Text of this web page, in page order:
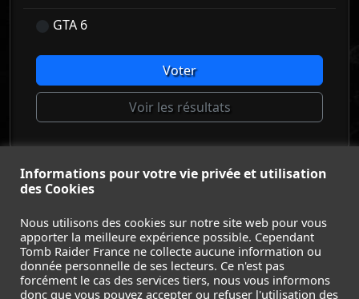
GTA 6
Voter
Voir les résultats
Informations pour votre vie privée et utilisation
des Cookies
Nous utilisons des cookies sur notre site web pour vous
apporter la meilleure expérience possible. Cependant
Tomb Raider France ne collecte aucune information ou
donnée personnelle de ses lecteurs. Ce n'est pas
forcément le cas des services tiers, nous vous informons
donc que vous pouvez accepter ou refuser l'utilisation des
© Tomb Raider France 2008 - 2026
Lara Croft et Tomb Raider sont des marques déposées
Square Enix Ltd.
ACCUEIL- TOMB RAIDER- LEGACY OF ATLANTIS
CATALYST - LARA CROFT- FILMS - CONTACT-
MENTIONS LÉGALES / CGU-